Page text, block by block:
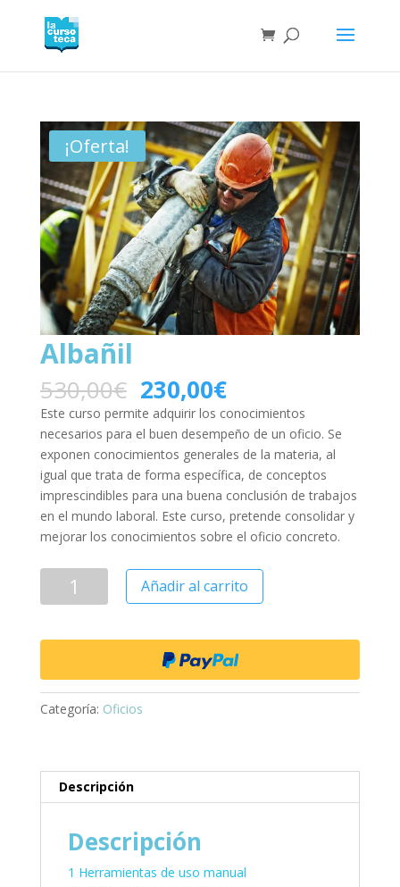
¡Oferta!
Albañil
530,00€ 230,00€
Este curso permite adquirir los conocimientos
necesarios para el buen desempeño de un oficio. Se
exponen conocimientos generales de la materia, al
igual que trata de forma específica, de conceptos
imprescindibles para una buena conclusión de trabajos
en el mundo laboral. Este curso, pretende consolidar y
mejorar los conocimientos sobre el oficio concreto.
Añadir al carrito
Categoría: Oficios
Descripción
Descripción
1 Herramientas de uso manual